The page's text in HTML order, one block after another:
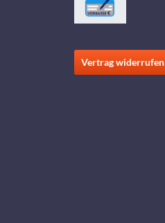
Vertrag widerrufen